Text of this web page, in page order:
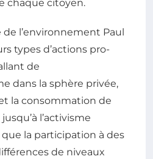
chaque citoyen.
l’environnement Paul
types d’actions pro-
de
dans la sphère privée,
la consommation de
l’activisme
la participation à des
de niveaux